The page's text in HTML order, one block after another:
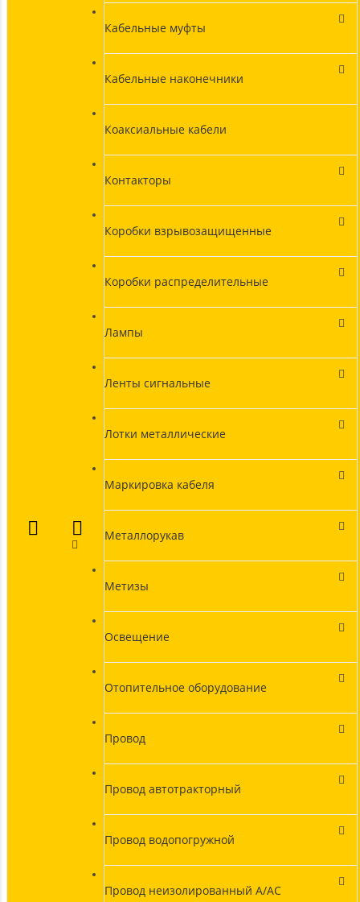
Кабельные муфты
Кабельные наконечники
Коаксиальные кабели
Контакторы
Коробки взрывозащищенные
Коробки распределительные
Лампы
Ленты сигнальные
Лотки металлические
Маркировка кабеля
Металлорукав
Метизы
Освещение
Отопительное оборудование
Провод
Провод автотракторный
Провод водопогружной
Провод неизолированный А/АС